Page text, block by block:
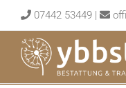
to
content
07442 53449 |